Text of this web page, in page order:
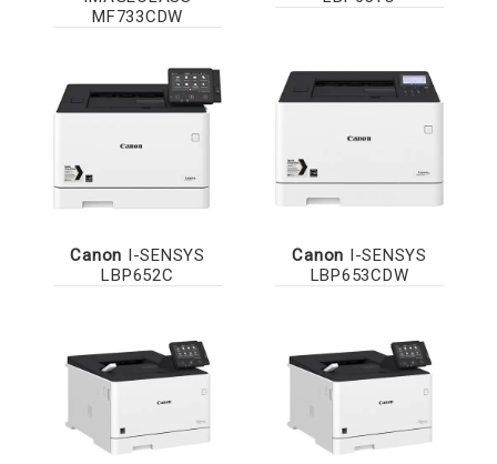
MF733CDW
Canon I-SENSYS
LBP652C
Canon I-SENSYS
LBP653CDW